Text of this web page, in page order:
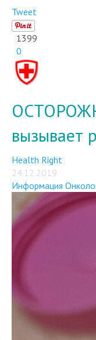
Tweet
1399
0
вызывает
Health Right
24.12.2019
Информация